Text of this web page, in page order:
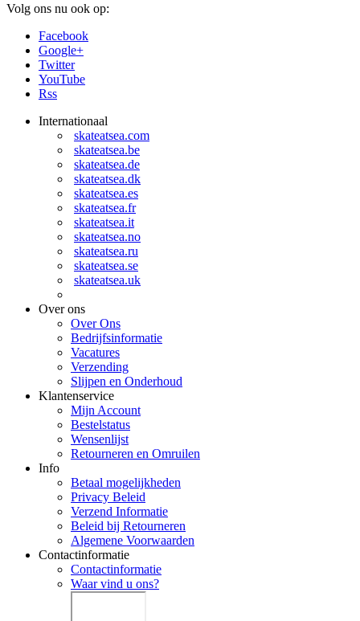
Volg ons nu ook op:
Facebook
Google+
Twitter
YouTube
Rss
Internationaal
skateatsea.com
skateatsea.be
skateatsea.de
skateatsea.dk
skateatsea.es
skateatsea.fr
skateatsea.it
skateatsea.no
skateatsea.ru
skateatsea.se
skateatsea.uk
Over ons
Over Ons
Bedrijfsinformatie
Vacatures
Verzending
Slijpen en Onderhoud
Klantenservice
Mijn Account
Bestelstatus
Wensenlijst
Retourneren en Omruilen
Info
Betaal mogelijkheden
Privacy Beleid
Verzend Informatie
Beleid bij Retourneren
Algemene Voorwaarden
Contactinformatie
Contactinformatie
Waar vind u ons?